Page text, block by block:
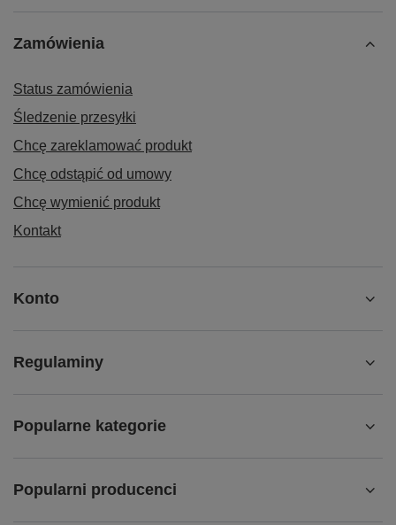
Zamówienia
Status zamówienia
Śledzenie przesyłki
Chcę zareklamować produkt
Chcę odstąpić od umowy
Chcę wymienić produkt
Kontakt
Konto
Regulaminy
Popularne kategorie
Popularni producenci